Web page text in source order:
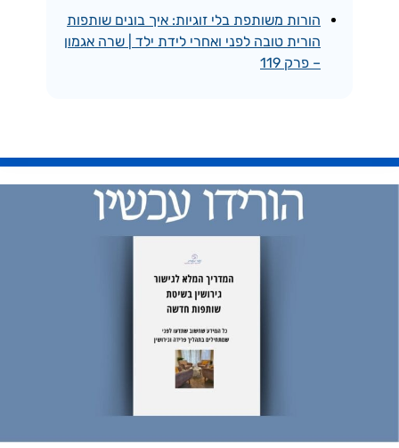
הורות משותפת בלי זוגיות: איך בונים שותפות
הורית טובה לפני ואחרי לידת ילד | שרה אגמון
– פרק 119